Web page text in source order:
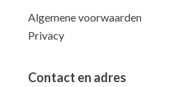
Algemene voorwaarden
Privacy
Contact en adres